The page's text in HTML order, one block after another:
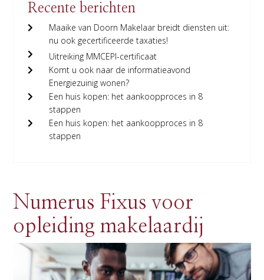
Recente berichten
Maaike van Doorn Makelaar breidt diensten uit:
nu ook gecertificeerde taxaties!
Uitreiking MMCEPI-certificaat
Komt u ook naar de informatieavond
Energiezuinig wonen?
Een huis kopen: het aankoopproces in 8
stappen
Een huis kopen: het aankoopproces in 8
stappen
Numerus Fixus voor
opleiding makelaardij